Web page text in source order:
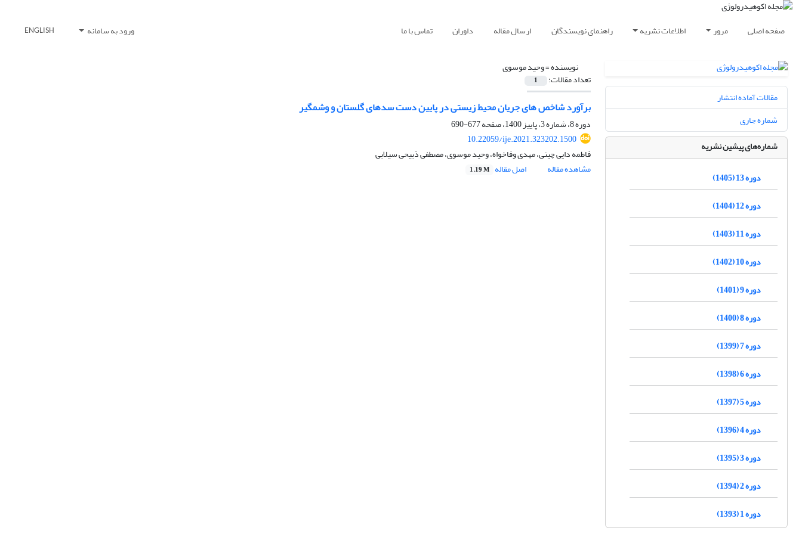
صفحه اصلی مرور اطلاعات نشریه راهنمای نویسندگان ارسال مقاله داوران تماس با ما ورود به سامانه ENGLISH
نویسنده =وحید موسوی
تعداد مقالات: 1
برآورد شاخص‏ های جریان محیط‏ زیستی در پایین ‏دست سدهای گلستان و وشمگیر
دوره 8، شماره 3، پاییز 1400، صفحه
677-690
10.22059/ije.2021.323202.1500
فاطمه دایی چینی، مهدی وفاخواه، وحید موسوی، مصطفی ذبیحی سیلابی
مشاهده مقاله
اصل مقاله 1.19 M
مقالات آماده انتشار
شماره جاری
شماره‌های پیشین نشریه
دوره 13 (1405)
دوره 12 (1404)
دوره 11 (1403)
دوره 10 (1402)
دوره 9 (1401)
دوره 8 (1400)
دوره 7 (1399)
دوره 6 (1398)
دوره 5 (1397)
دوره 4 (1396)
دوره 3 (1395)
دوره 2 (1394)
دوره 1 (1393)